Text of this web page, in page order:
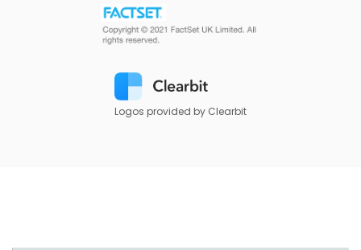
Logos provided by Clearbit